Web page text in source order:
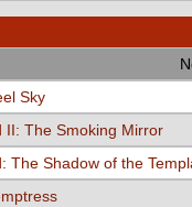
Sky
II: The Smoking Mirror
The Shadow of the